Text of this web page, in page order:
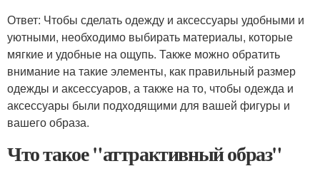
Ответ: Чтобы сделать одежду и аксессуары удобными и
уютными, необходимо выбирать материалы, которые
мягкие и удобные на ощупь. Также можно обратить
внимание на такие элементы, как правильный размер
одежды и аксессуаров, а также на то, чтобы одежда и
аксессуары были подходящими для вашей фигуры и
вашего образа.
Что такое "аттрактивный образ"